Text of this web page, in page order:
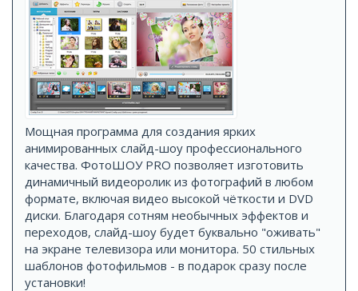
Мощная программа для создания ярких
анимированных слайд-шоу профессионального
качества. ФотоШОУ PRO позволяет изготовить
динамичный видеоролик из фотографий в любом
формате, включая видео высокой чёткости и DVD
диски. Благодаря сотням необычных эффектов и
переходов, слайд-шоу будет буквально "оживать"
на экране телевизора или монитора. 50 стильных
шаблонов фотофильмов - в подарок сразу после
установки!